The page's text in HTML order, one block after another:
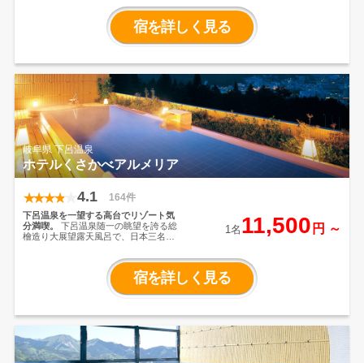
野天風呂、展望風呂、
下留の湯の趣異なる大浴場で湯めぐり
をお楽しみいただけます。
この地に湯
宿として誕生し、日本文化を大切に心
を尽くすお料理、お部屋、おもてな
かになりますよう、今日も皆様をお迎
え致します。
宿を詳しく見る
岐阜県 下呂温泉
ホテルくさかべアルメリア
4.1 164件
下呂温泉を一望する高台でリゾート気
分満喫。
下呂温泉随一の眺望を誇る総
檜造り大展望露天風呂で、日本三名泉
ご夕食は和洋中50種以上の食べ放
題の「バイキング」・飛騨の郷土料理
が付いた会席料理などをご用意してお
1名 11,500 円 ～
宿を詳しく見る